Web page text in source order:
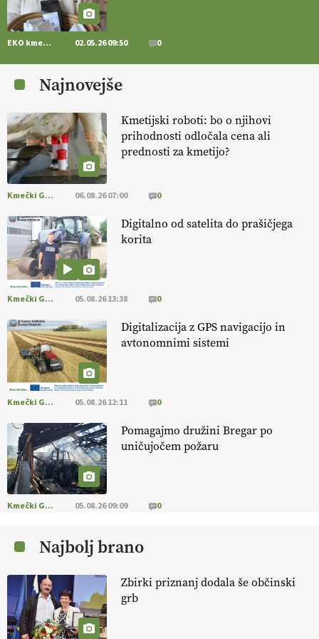
varnost,
okolje in kakovost življenja. VEČ
https://t.co/K0USFPJ5fJ @EUAgri #IMCAP #CAP
https://t.co/vcHhoOixHy
14.07.2026
[EKOloško = LOGIČNO ]
Danes ni pomembna le količina hrane,
ampak tudi način njene pridelave
@EUAgri #imcap #cap #blog https://t.co/2sllAmcKwG
[EKOloško = LOGIČNO
prilagojene sorte
so temelj uspešne ekološke pridelave.
https://t.co/OQSsax7l8V @EUAgri #IMCAP #CAP
https://t.co/PAL0zlhVia
[EKOloško = LOGIČNO
aronije
v dobrem desetletju zrasla v uspešno kmetijsko in
podjetniško zgodbo.
#IMCAP #CAP https://t.co/xp1oihBDaJ
[EKOloško = LOGIČNO
v tujini
. Zato je ekološka pridelava odlična priložnost za slovenske
vinarje
. VEČ
https://t.co/XAe9EbeAbK @EUAgri #IMCAP #CAP
https://t.co/01qpoeLyNP
kmetijstva in uspešno prenovo kmetij
. VEČ
https://t.co/RRn8unbwXp @EUAgri #IMCAP #CAP
https://t.co/mnLHFv2VuP
EKO kmetijstvo 02.05.26 09:50 0
Najnovejše
Kmetijski roboti: bo o njihovi
prihodnosti odločala cena ali
prednosti za kmetijo?
Kmečki Glas 06.08.26 07:00 0
Digitalno od satelita do prašičjega
korita
Kmečki Glas 05.08.26 13:38 0
Digitalizacija z GPS navigacijo in
avtonomnimi sistemi
Kmečki Glas 05.08.26 12:11 0
Pomagajmo družini Bregar po
uničujočem požaru
Kmečki Glas 05.08.26 09:09 0
Najbolj brano
Zbirki priznanj dodala še občinski
grb